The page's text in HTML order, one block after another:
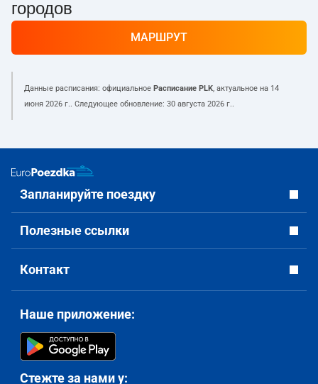
городов
МАРШРУТ
Данные расписания: официальное Расписание PLK, актуальное на 14
июня 2026 г.. Следующее обновление: 30 августа 2026 г..
Запланируйте поездку
Полезные ссылки
Контакт
Наше приложение:
Стежте за нами у: